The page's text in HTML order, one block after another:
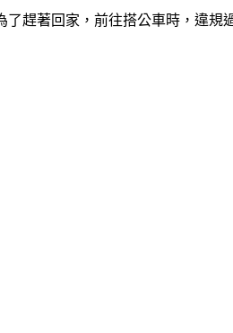
趕著回家，前往搭公車時，違規